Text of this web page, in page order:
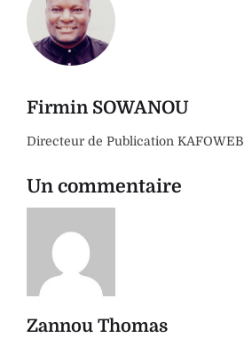
Firmin SOWANOU
Directeur de Publication KAFOWEB
Un commentaire
Zannou Thomas